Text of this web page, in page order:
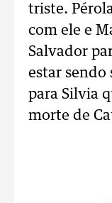
triste.
com ele e
Salvador
estar sendo
para Silvia
morte de